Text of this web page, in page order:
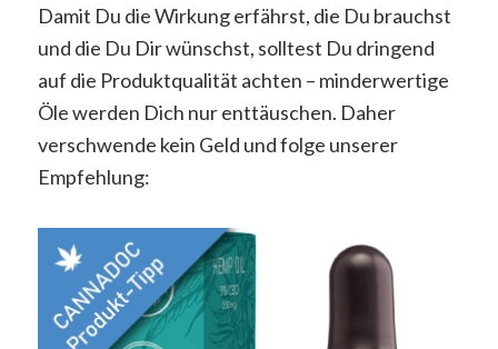
Damit Du die Wirkung erfährst, die Du brauchst
und die Du Dir wünschst, solltest Du dringend
auf die Produktqualität achten – minderwertige
Öle werden Dich nur enttäuschen. Daher
verschwende kein Geld und folge unserer
Empfehlung: